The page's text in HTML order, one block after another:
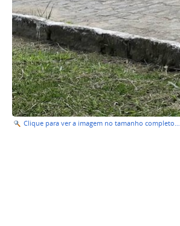
Clique para ver a imagem no tamanho completo…